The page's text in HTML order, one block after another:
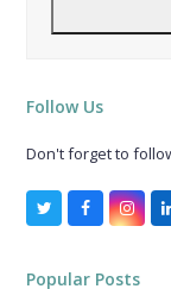
Follow Us
Don't forget to
TwitterFacebook
Popular Posts